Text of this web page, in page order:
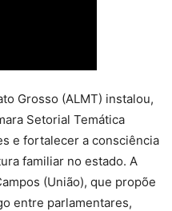
Grosso (ALMT) instalou,
Setorial Temática
e fortalecer a consciência
familiar no estado. A
(União), que propõe
entre parlamentares,